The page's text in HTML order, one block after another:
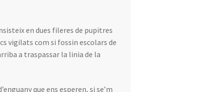
en dues fileres de pupitres
vigilats com si fossin escolars de
a traspassar la linia de la
que ens esperen, si se’m